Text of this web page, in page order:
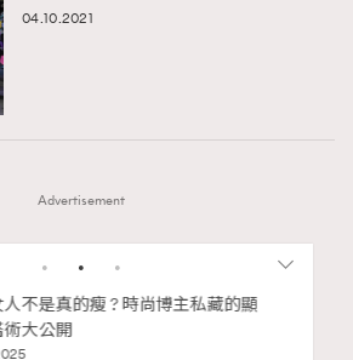
04.10.2021
Advertisement
1 2
酒精消毒皮革！6個清潔手袋小技
更愛惜你的手袋